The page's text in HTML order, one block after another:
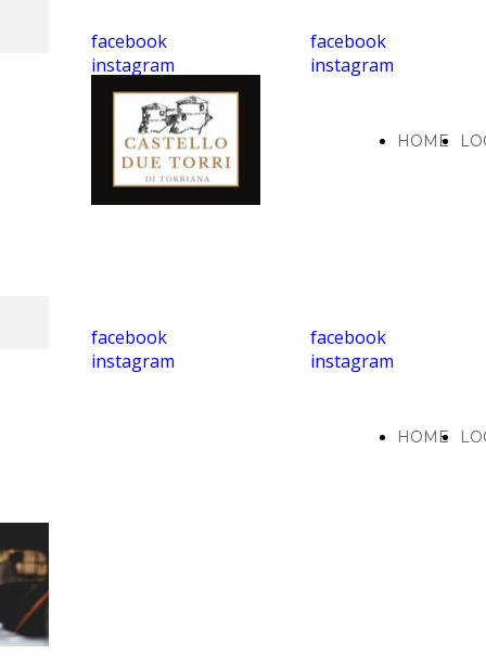
facebook
instagram
facebook
instagram
HOME
facebook
instagram
facebook
instagram
HOME